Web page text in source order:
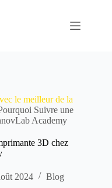
le meilleur de la
Suivre une
Academy
3D chez
2024 Blog